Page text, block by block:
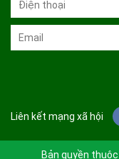
Liên kết mạng xã hội
Bản quyền